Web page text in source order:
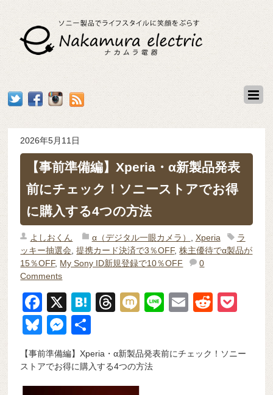
2026年5月11日
【事前準備編】Xperia・α新製品発表
前にチェック！ソニーストアでお得
に購入する4つの方法
よしおくん α（デジタル一眼カメラ） Xperia
ラ
ッキー抽選会 ,提携カード決済で3％OFF,株主優待でα製品が
15％OFF, My Sony ID新規登録で10％OFF
0
Comments
F
a
c
e
b
X
H
n
a
T
a
d
M
Li
E
R
di et
Bl
u
e
sk
M
e
ss
e
【事前準備編】Xperia・α新製品発表前にチェック！ソニー
ストアでお得に購入する4つの方法